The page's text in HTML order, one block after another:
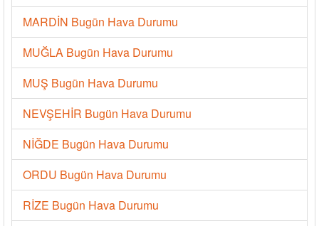
MARDİN Bugün Hava Durumu
MUĞLA Bugün Hava Durumu
MUŞ Bugün Hava Durumu
NEVŞEHİR Bugün Hava Durumu
NİĞDE Bugün Hava Durumu
ORDU Bugün Hava Durumu
RİZE Bugün Hava Durumu